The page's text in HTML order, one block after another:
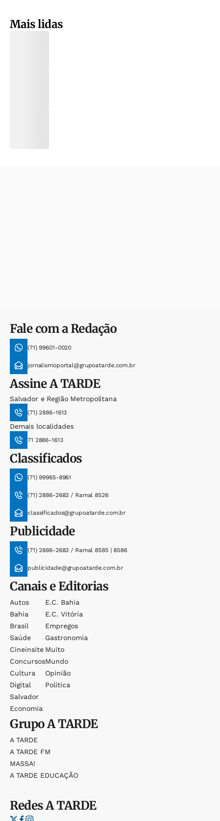
Mais lidas
Fale com a Redação
(71) 99601-0020
jornalismoportal@grupoatarde.com.br
AssineA TARDE
Salvador e Região Metropolitana
(71) 2886-1613
Demais localidades
71 2886-1613
Classificados
(71) 99965-8961
(71) 2886-2683 / Ramal 8526
classificados@grupoatarde.com.br
Publicidade
(71) 2886-2683 / Ramal 8585 | 8586
publicidade@grupoatarde.com.br
Canais e Editorias
Autos
Bahia
Brasil
Saúde
Cineinsite
Concursos
Cultura
Digital
Salvador
Economia
E.c. Bahia
E.c. Vitória
Empregos
Gastronomia
Muito
Mundo
Opinião
Política
GrupoA TARDE
A TARDE
A TARDE FM
MASSA!
A TARDE EDUCAÇÃO
RedesA TARDE